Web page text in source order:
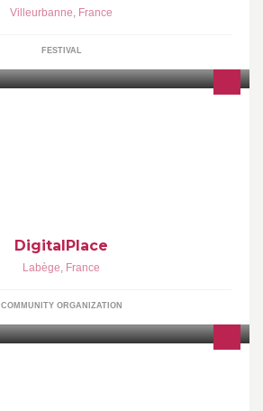
Villeurbanne, France
FESTIVAL
DigitalPlace
Labège, France
COMMUNITY ORGANIZATION